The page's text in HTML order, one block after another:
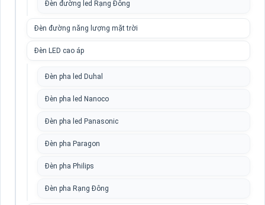
Đèn đường led Rạng Đông
Đèn đường năng lượng mặt trời
Đèn LED cao áp
Đèn pha led Duhal
Đèn pha led Nanoco
Đèn pha led Panasonic
Đèn pha Paragon
Đèn pha Philips
Đèn pha Rạng Đông